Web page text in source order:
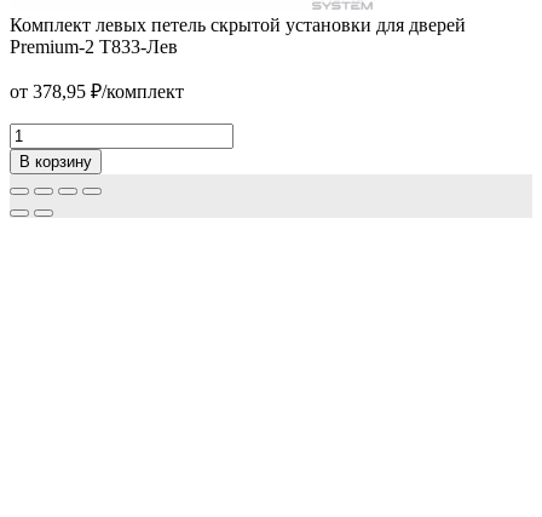
Петля дверная
25,00₽ В корзину
Комплект левых петель скрытой установки для дверей
Premium-2 Т833-Лев
от 378,95 ₽/комплект
Комплект
левых
петель
скрытой
установки
В корзину